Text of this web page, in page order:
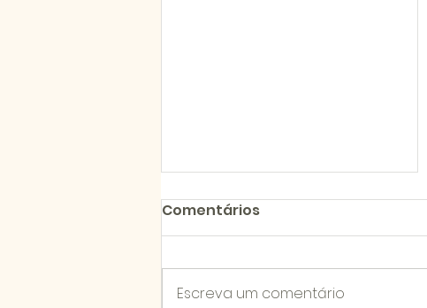
Comentários
Escreva um comentário